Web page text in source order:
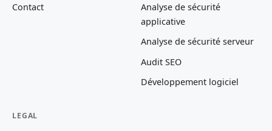
Contact
Analyse de sécurité
applicative
Analyse de sécurité serveur
Audit SEO
Développement logiciel
LEGAL